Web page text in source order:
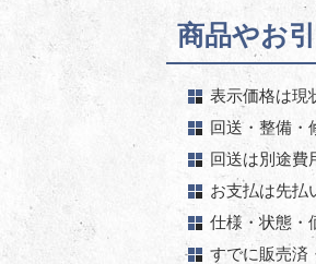
商品やお
表示価格は現
回送・整備・
回送は別途費
お支払は先払
仕様・状態・
すでに販売済